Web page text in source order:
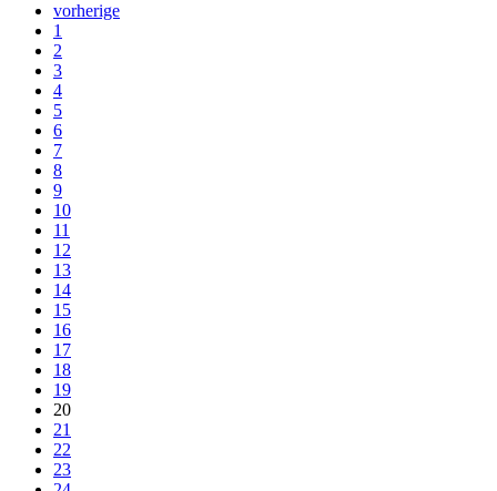
vorherige
1
2
3
4
5
6
7
8
9
10
11
12
13
14
15
16
17
18
19
20
21
22
23